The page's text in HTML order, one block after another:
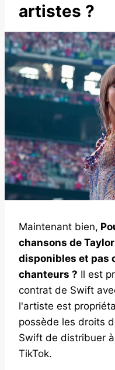
artistes ?
Maintenant bien,
chansons de
disponibles et pas
chanteurs ? Il est
contrat de Swift
l'artiste est
possède les droits
Swift de distribuer
TikTok.